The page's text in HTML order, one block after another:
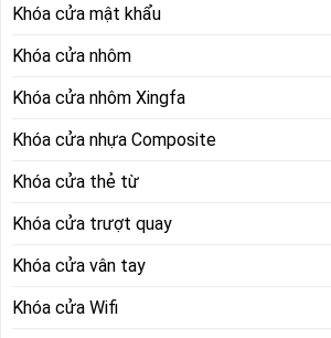
Khóa cửa mật khẩu
Khóa cửa nhôm
Khóa cửa nhôm Xingfa
Khóa cửa nhựa Composite
Khóa cửa thẻ từ
Khóa cửa trượt quay
Khóa cửa vân tay
Khóa cửa Wifi